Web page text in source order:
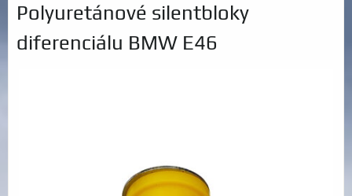
Polyuretánové silentbloky
diferenciálu BMW E46